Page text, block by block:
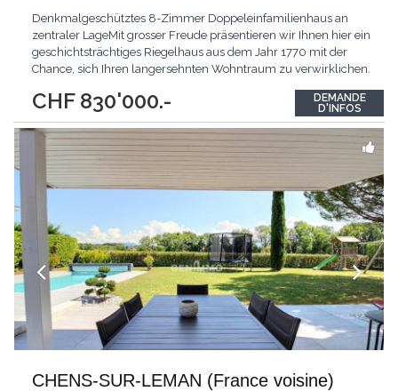
CHF 830'000.-
Denkmalgeschütztes 8-Zimmer Doppeleinfamilienhaus an
zentraler LageMit grosser Freude präsentieren wir Ihnen hier ein
geschichtsträchtiges Riegelhaus aus dem Jahr 1770 mit der
Chance, sich Ihren langersehnten Wohntraum zu verwirklichen.
charmante Baustil sowie das vorhandene Aus- und
Umbaupotenzial. Die unmittelbare Nähe zu öffentlichen
Verkehrsmitteln,...
DEMANDE
D'INFOS
CHENS-SUR-LEMAN (France voisine)